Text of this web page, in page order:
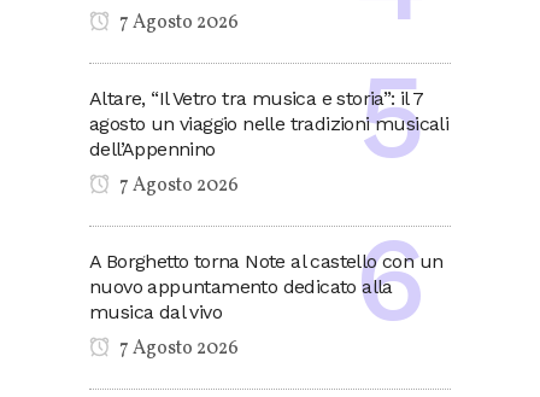
7 Agosto 2026
Altare, “Il Vetro tra musica e storia”: il 7
agosto un viaggio nelle tradizioni musicali
dell’Appennino
7 Agosto 2026
A Borghetto torna Note al castello con un
nuovo appuntamento dedicato alla
musica dal vivo
7 Agosto 2026